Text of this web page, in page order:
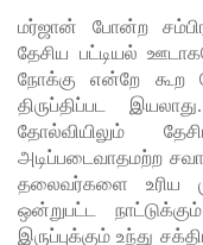
146
சட்டவி
ரோத
சூதாட்ட
இணையத
ளங்களை
மர்ஜான் போன்ற
தேசிய பட்டியல்
நோக்கு என்றே கூற
திருப்திப்பட
தோல்வியிலும்
அடிப்படைவாதமற்ற
தலைவர்களை உரிய
ஒன்றுபட்ட
இருப்புக்கும் உந்து